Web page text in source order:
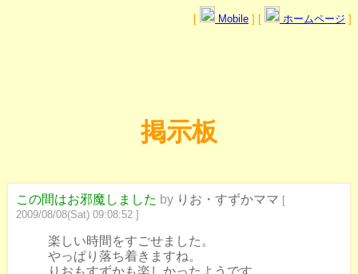
[ Mobile ] [ ホームページ ]
掲示板
この間はお邪魔しました by りお・すずかママ [
2009/08/08(Sat) 09:08:52 ]
楽しい時間をすごせました。
やっぱり落ち着きますね。
りおもすずかも楽しかったようです。